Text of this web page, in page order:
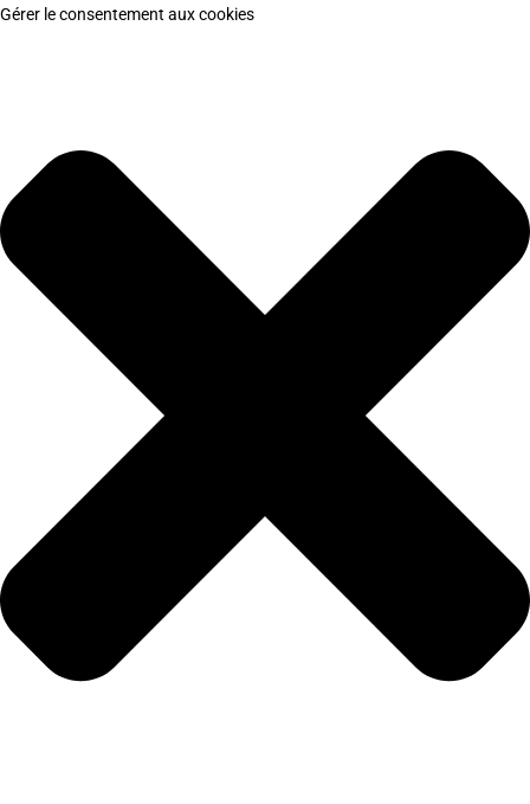
Gérer le consentement aux cookies